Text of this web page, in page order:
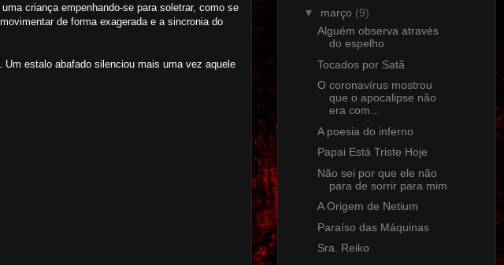
criança empenhando-se para soletrar, como se
de forma exagerada e a sincronia do
estalo abafado silenciou mais uma vez aquele
▼ março (9)
Alguém observa através
do espelho
Tocados por Satã
O coronavírus mostrou
que o apocalipse não
era com...
A poesia do inferno
Papai Está Triste Hoje
Não sei por que ele não
para de sorrir para mim
A Origem de Netium
Paraíso das Máquinas
Sra. Reiko